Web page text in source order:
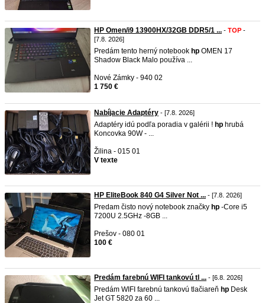
HP Omen/i9 13900HX/32GB DDR5/1 ... - TOP -
[7.8. 2026]
Predám tento herný notebook hp OMEN 17
Shadow Black Malo používa ...
Nové Zámky - 940 02
1 750 €
Nabíjacie Adaptéry - [7.8. 2026]
Adaptéry idú podľa poradia v galérii ! hp hrubá
Koncovka 90W - ...
Žilina - 015 01
V texte
HP EliteBook 840 G4 Silver Not ... - [7.8. 2026]
Predam čisto nový notebook značky hp -Core i5
7200U 2.5GHz -8GB ...
Prešov - 080 01
100 €
Predám farebnú WIFI tankovú tl ... - [6.8. 2026]
Predám WIFI farebnú tankovú tlačiareň hp Desk
Jet GT 5820 za 60 ...